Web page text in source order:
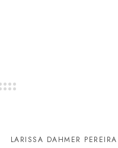
LARISSA DAHMER PEREIRA